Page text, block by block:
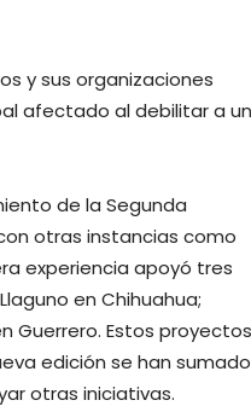
y sus organizaciones
afectado al debilitar a un
de la Segunda
otras instancias como
experiencia apoyó tres
en Chihuahua;
Guerrero. Estos proyectos
edición se han sumado
otras iniciativas.